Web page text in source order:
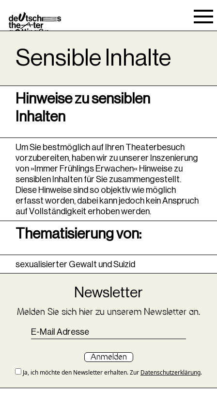
Spielraum
Sensible Inhalte
Hinweise zu sensiblen
Inhalten
Um Sie bestmöglich auf Ihren Theaterbesuch
vorzubereiten, haben wir zu unserer Inszenierung
von »Immer Frühlings Erwachen« Hinweise zu
sensiblen Inhalten für Sie zusammengestellt.
Diese Hinweise sind so objektiv wie möglich
erfasst worden, dabei kann jedoch kein Anspruch
auf Vollständigkeit erhoben werden.
Thematisierung von:
sexualisierter Gewalt und Suizid
Newsletter
Melden Sie sich hier zu unserem Newsletter an.
Anmelden
Ja, ich möchte den Newsletter erhalten. Zur Datenschutzerklärung.